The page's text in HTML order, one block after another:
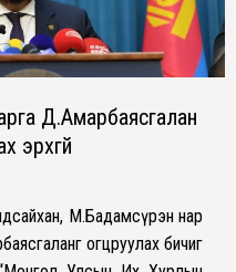
Д.Амарбаясгалан
эрхгүй
М.Бадамсүрэн нар
огцруулах бичиг